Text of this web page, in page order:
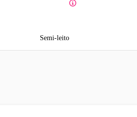
Semi-leito